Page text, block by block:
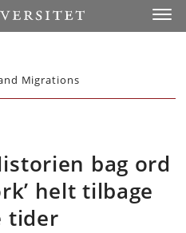
Migrations
bag ord
helt tilbage
tider